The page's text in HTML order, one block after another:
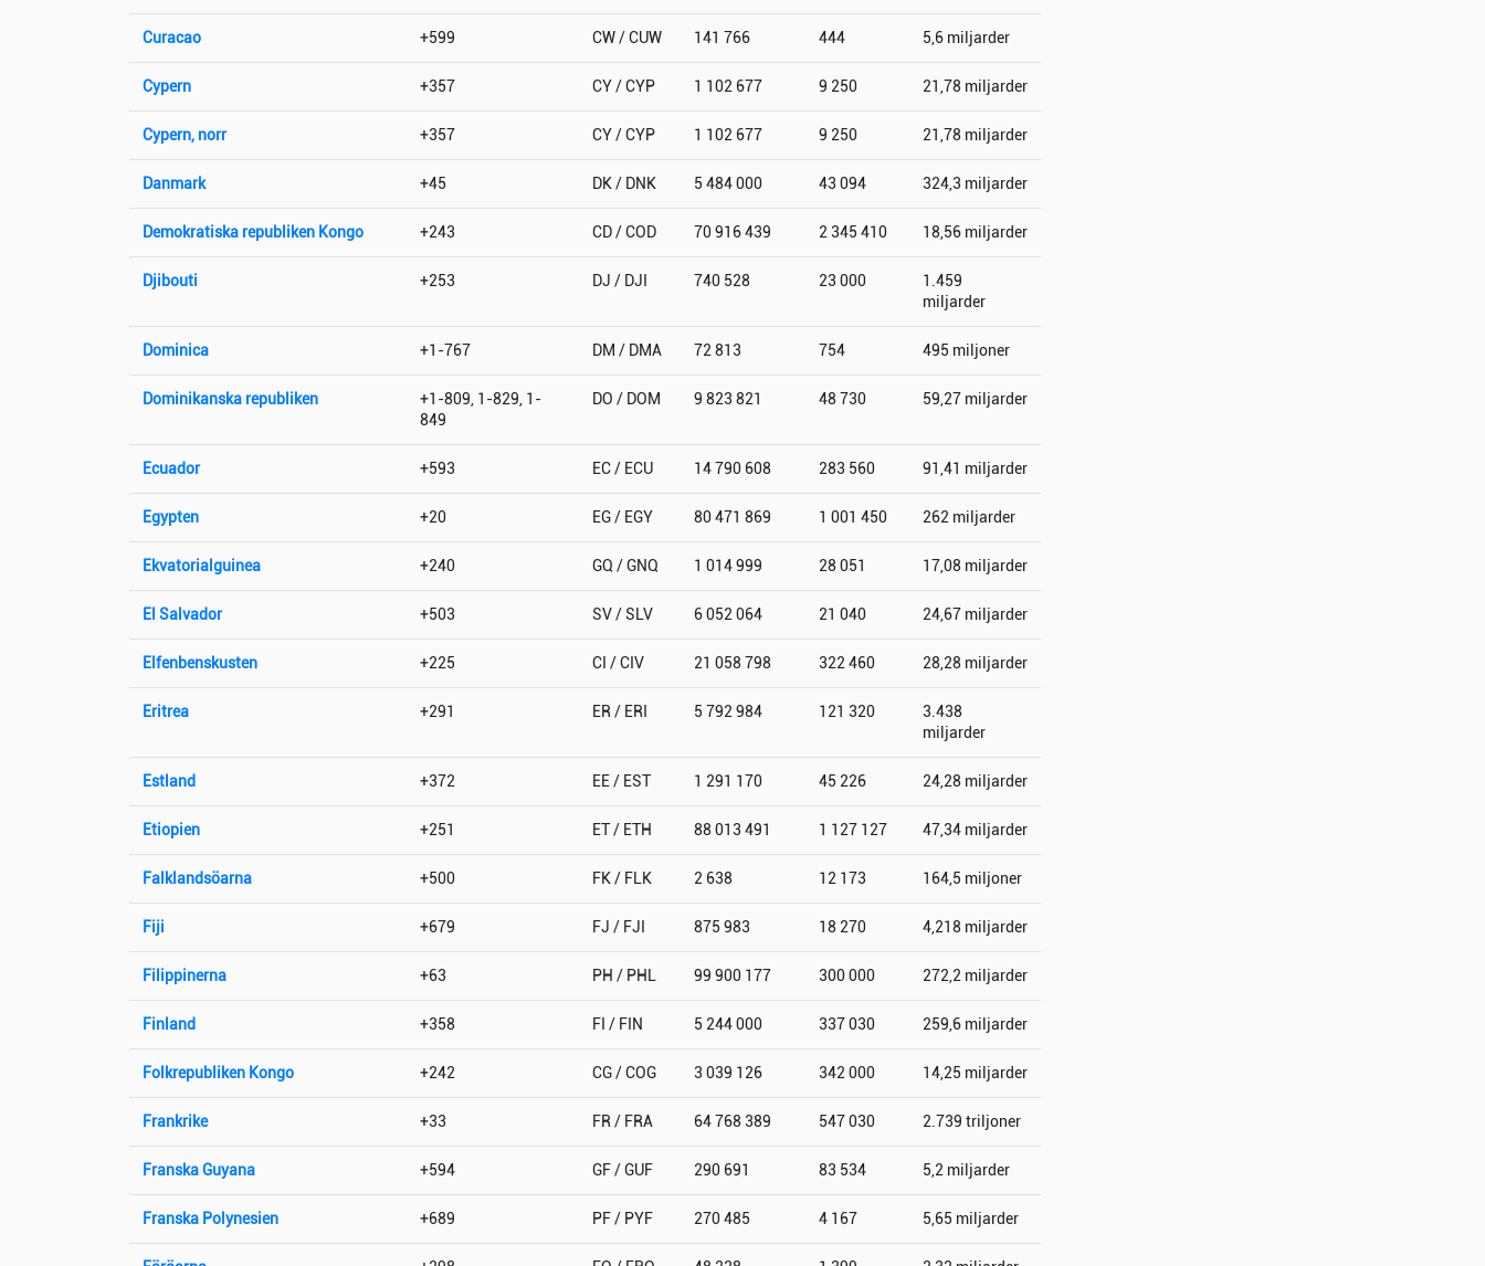
Curacao +599 CW / CUW 141 766 444 5,6 miljarder
Cypern +357 CY / CYP 1 102 677 9 250 21,78 miljarder
Cypern, norr +357 CY / CYP 1 102 677 9 250 21,78 miljarder
Danmark +45 DK / DNK 5 484 000 43 094 324,3 miljarder
Demokratiska republiken Kongo +243 CD / COD 70 916 439 2 345 410 18,56 miljarder
Djibouti +253 DJ / DJI 740 528 23 000
1.459
miljarder
Dominica +1-767 DM / DMA 72 813 754 495 miljoner
Dominikanska republiken
+1-809, 1-829, 1-
849
DO / DOM 9 823 821 48 730 59,27 miljarder
Ecuador +593 EC / ECU 14 790 608 283 560 91,41 miljarder
Egypten +20 EG / EGY 80 471 869 1 001 450 262 miljarder
Ekvatorialguinea +240 GQ / GNQ 1 014 999 28 051 17,08 miljarder
El Salvador +503 SV / SLV 6 052 064 21 040 24,67 miljarder
Elfenbenskusten +225 CI / CIV 21 058 798 322 460 28,28 miljarder
Eritrea +291 ER / ERI 5 792 984 121 320
3.438
miljarder
Estland +372 EE / EST 1 291 170 45 226 24,28 miljarder
Etiopien +251 ET / ETH 88 013 491 1 127 127 47,34 miljarder
Falklandsöarna +500 FK / FLK 2 638 12 173 164,5 miljoner
Fiji +679 FJ / FJI 875 983 18 270 4,218 miljarder
Filippinerna +63 PH / PHL 99 900 177 300 000 272,2 miljarder
Finland +358 FI / FIN 5 244 000 337 030 259,6 miljarder
Folkrepubliken Kongo +242 CG / COG 3 039 126 342 000 14,25 miljarder
Frankrike +33 FR / FRA 64 768 389 547 030 2.739 triljoner
Franska Guyana +594 GF / GUF 290 691 83 534 5,2 miljarder
Franska Polynesien +689 PF / PYF 270 485 4 167 5,65 miljarder